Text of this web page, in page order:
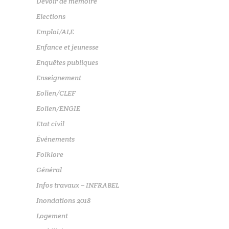
Elections
Emploi/ALE
Enfance et jeunesse
Enquêtes publiques
Enseignement
Eolien/CLEF
Eolien/ENGIE
Etat civil
Événements
Folklore
Général
Infos travaux – INFRABEL
Inondations 2018
Logement